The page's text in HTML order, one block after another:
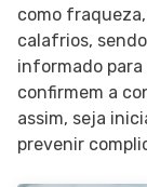
como
calafrios,
informado para
confirmem a
assim, seja
prevenir